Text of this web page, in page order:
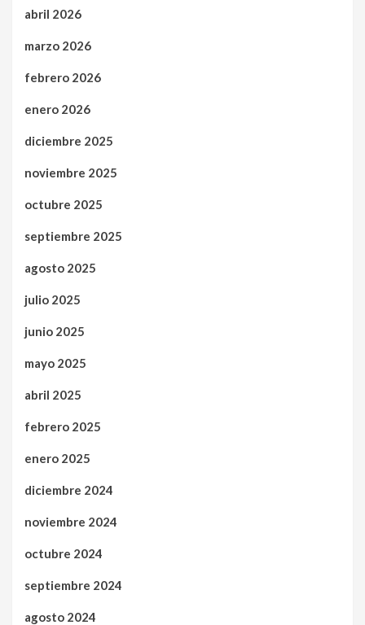
abril 2026
marzo 2026
febrero 2026
enero 2026
diciembre 2025
noviembre 2025
octubre 2025
septiembre 2025
agosto 2025
julio 2025
junio 2025
mayo 2025
abril 2025
febrero 2025
enero 2025
diciembre 2024
noviembre 2024
octubre 2024
septiembre 2024
agosto 2024